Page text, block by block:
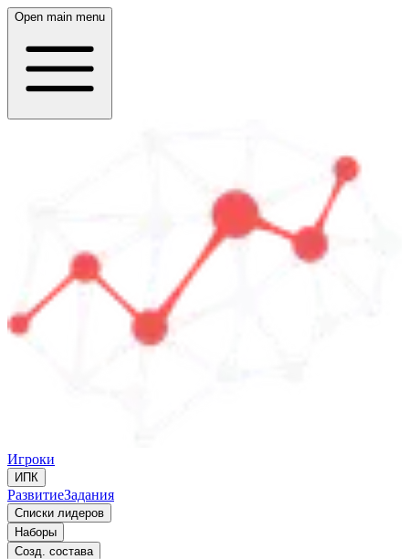
Open main menu
Игроки
ИПК
РазвитиеЗадания
Списки лидеров
Наборы
Созд. состава